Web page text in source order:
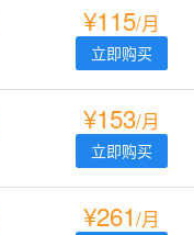
¥115/月
立即购买
¥153/月
立即购买
¥261/月